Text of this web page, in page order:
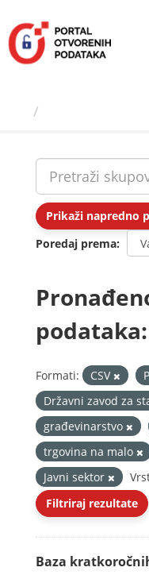
sadržaj
Prikaži napredno
Poredaj prema
podataka:
Formati: CSV
Državni zavod za
građevinarstvo
trgovina na malo
Javni sektor
Filtriraj rezultate
Baza